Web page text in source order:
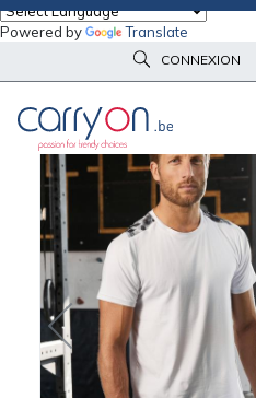
Powered by Translate
CONNEXION
PELUCHES & GOODIES
VÊTEMENTSDE TRAVAIL
OBJETS & HIGH-TECH
PARAPLUIES& BAGAGERIE
VÊTEMENTS D’IMAGE
VÊTEMENTS D'IMAGE
LINGE DE MAISON
Vêtements d'image
Maillots
Maillot running RPET Homme Daiber